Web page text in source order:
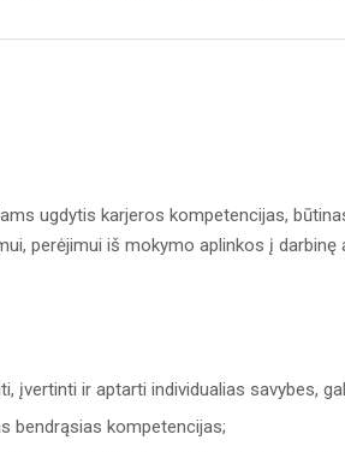
ugdytis karjeros kompetencijas,
perėjimui iš mokymo aplinkos į darbinę
įvertinti ir aptarti individualias savybes,
bendrąsias kompetencijas;